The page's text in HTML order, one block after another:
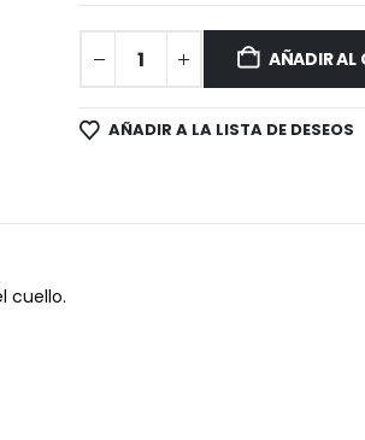
AÑADIR AL
AÑADIR A LA LISTA DE DESEOS
cuello.